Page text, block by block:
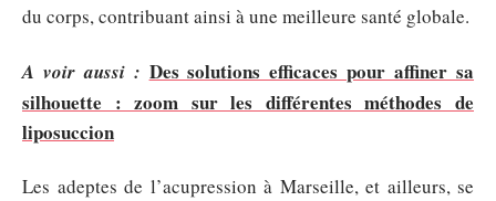
du corps, contribuant ainsi à une meilleure santé globale.
A voir aussi : Des solutions efficaces pour affiner sa
silhouette : zoom sur les différentes méthodes de
liposuccion
Les adeptes de l’acupression à Marseille, et ailleurs, se